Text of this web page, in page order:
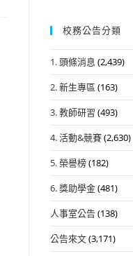
校務公告分類
1. 頭條消息 (2,439)
2. 新生專區 (163)
3. 教師研習 (493)
4. 活動&競賽(2,630)
5. 榮譽榜(182)
6. 獎助學金(481)
人事室公告(138)
公告來文(3,171)